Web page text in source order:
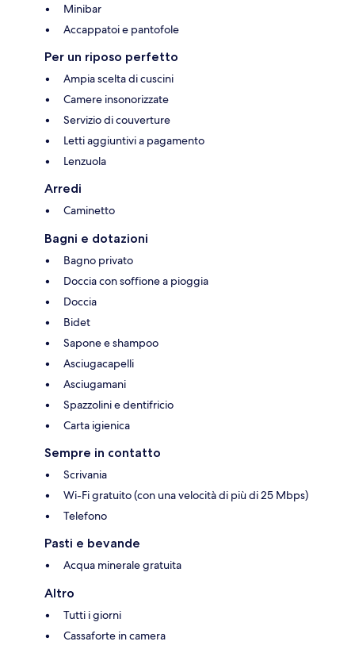
Minibar
Accappatoi e pantofole
Per un riposo perfetto
Ampia scelta di cuscini
Camere insonorizzate
Servizio di couverture
Letti aggiuntivi a pagamento
Lenzuola
Arredi
Caminetto
Bagni e dotazioni
Bagno privato
Doccia con soffione a pioggia
Doccia
Bidet
Sapone e shampoo
Asciugacapelli
Asciugamani
Spazzolini e dentifricio
Carta igienica
Sempre in contatto
Scrivania
Wi-Fi gratuito (con una velocità di più di 25 Mbps)
Telefono
Pasti e bevande
Acqua minerale gratuita
Altro
Tutti i giorni
Cassaforte in camera